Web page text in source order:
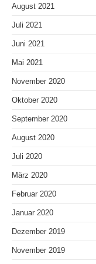
August 2021
Juli 2021
Juni 2021
Mai 2021
November 2020
Oktober 2020
September 2020
August 2020
Juli 2020
März 2020
Februar 2020
Januar 2020
Dezember 2019
November 2019